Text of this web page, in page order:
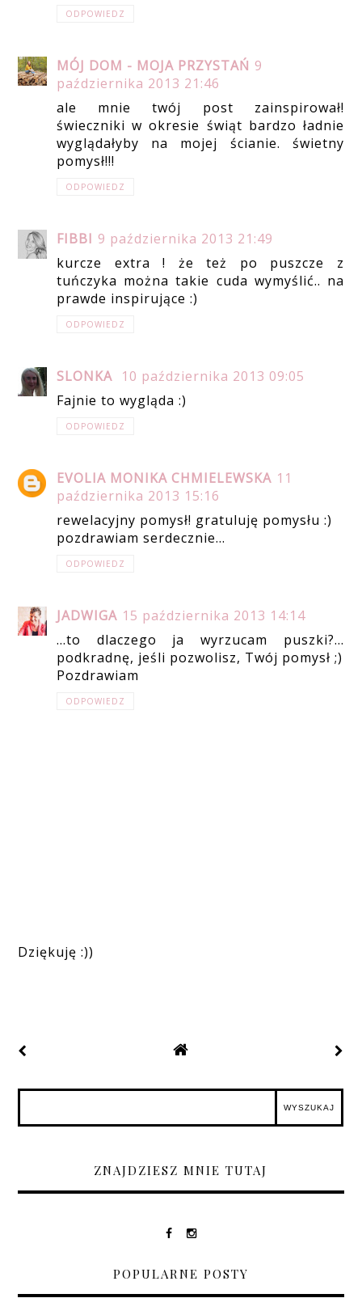
ODPOWIEDZ
MÓJ DOM - MOJA PRZYSTAŃ 9
października 2013 21:46
ale mnie twój post zainspirował!
świeczniki w okresie świąt bardzo ładnie
wyglądałyby na mojej ścianie. świetny
pomysł!!!
ODPOWIEDZ
FIBBI 9 października 2013 21:49
kurcze extra ! że też po puszcze z
tuńczyka można takie cuda wymyślić.. na
prawde inspirujące :)
ODPOWIEDZ
SLONKA 10 października 2013 09:05
Fajnie to wygląda :)
ODPOWIEDZ
EVOLIA MONIKA CHMIELEWSKA 11
października 2013 15:16
rewelacyjny pomysł! gratuluję pomysłu :)
pozdrawiam serdecznie...
ODPOWIEDZ
JADWIGA 15 października 2013 14:14
...to dlaczego ja wyrzucam puszki?...
podkradnę, jeśli pozwolisz, Twój pomysł ;)
Pozdrawiam
ODPOWIEDZ
Dziękuję :))
ZNAJDZIESZ MNIE TUTAJ
POPULARNE POSTY